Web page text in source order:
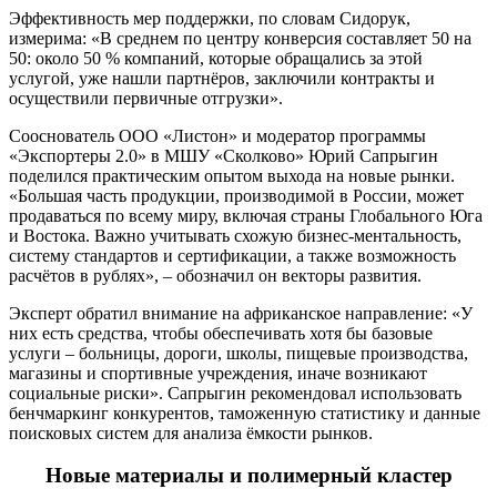
Эффективность мер поддержки, по словам Сидорук,
измерима: «В среднем по центру конверсия составляет 50 на
50: около 50 % компаний, которые обращались за этой
услугой, уже нашли партнёров, заключили контракты и
осуществили первичные отгрузки».
Сооснователь ООО «Листон» и модератор программы
«Экспортеры 2.0» в МШУ «Сколково» Юрий Сапрыгин
поделился практическим опытом выхода на новые рынки.
«Большая часть продукции, производимой в России, может
продаваться по всему миру, включая страны Глобального Юга
и Востока. Важно учитывать схожую бизнес-ментальность,
систему стандартов и сертификации, а также возможность
расчётов в рублях», – обозначил он векторы развития.
Эксперт обратил внимание на африканское направление: «У
них есть средства, чтобы обеспечивать хотя бы базовые
услуги – больницы, дороги, школы, пищевые производства,
магазины и спортивные учреждения, иначе возникают
социальные риски». Сапрыгин рекомендовал использовать
бенчмаркинг конкурентов, таможенную статистику и данные
поисковых систем для анализа ёмкости рынков.
Новые материалы и полимерный кластер